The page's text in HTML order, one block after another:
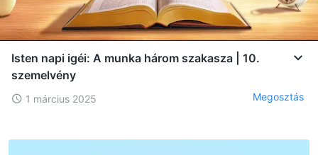
Isten napi igéi: A munka három szakasza | 10.
szemelvény
1 március 2025 Megosztás